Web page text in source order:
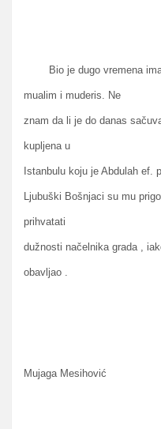
Bio je dugo vremena
mualim i muderis. Ne
znam da li je do danas
kupljena u
Istanbulu koju je Abdulah
Ljubuški Bošnjaci su mu
prihvatati
dužnosti načelnika grada ,
obavljao .
Mujaga Mesihović